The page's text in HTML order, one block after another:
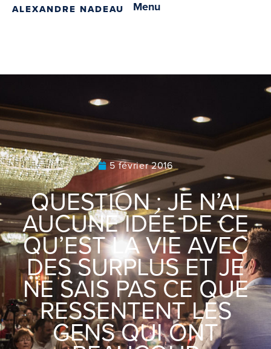
ALEXANDRE NADEAU Menu
5 février 2016
QUESTION : JE N’AI
AUCUNE IDÉE DE CE
QU’EST LA VIE AVEC
DES SURPLUS ET JE
NE SAIS PAS CE QUE
RESSENTENT LES
GENS QUI ONT